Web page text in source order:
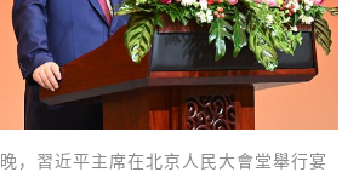
習近平主席在北京人民大會堂舉行宴